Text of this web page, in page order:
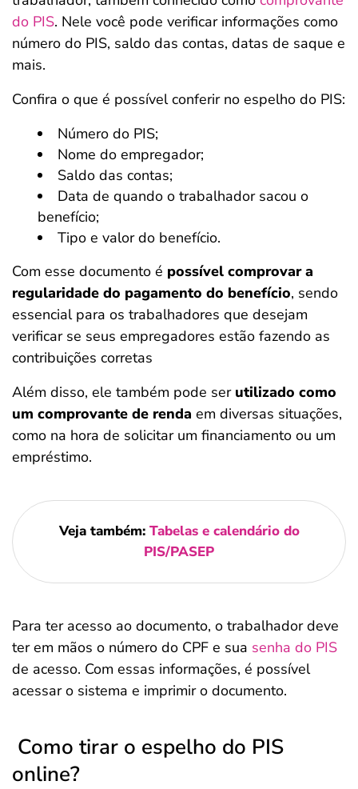
do PIS. Nele você pode verificar informações como
número do PIS, saldo das contas, datas de saque e
mais.
Confira o que é possível conferir no espelho do PIS:
Número do PIS;
Nome do empregador;
Saldo das contas;
Data de quando o trabalhador sacou o
benefício;
Tipo e valor do benefício.
Com esse documento é possível comprovar a
regularidade do pagamento do benefício, sendo
essencial para os trabalhadores que desejam
verificar se seus empregadores estão fazendo as
contribuições corretas
Além disso, ele também pode ser utilizado como
um comprovante de renda em diversas situações,
como na hora de solicitar um financiamento ou um
empréstimo.
Veja também: Tabelas e calendário do
PIS/PASEP
Para ter acesso ao documento, o trabalhador deve
ter em mãos o número do CPF e sua senha do PIS
de acesso. Com essas informações, é possível
acessar o sistema e imprimir o documento.
Como tirar o espelho do PIS
online?